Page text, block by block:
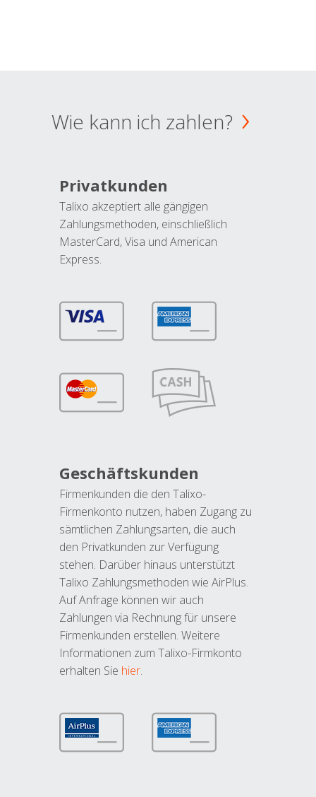
Wie kann ich zahlen?
Privatkunden
Talixo akzeptiert alle gängigen
Zahlungsmethoden, einschließlich
MasterCard, Visa und American
Express.
Geschäftskunden
Firmenkunden die den Talixo-
Firmenkonto nutzen, haben Zugang zu
sämtlichen Zahlungsarten, die auch
den Privatkunden zur Verfügung
stehen. Darüber hinaus unterstützt
Talixo Zahlungsmethoden wie AirPlus.
Auf Anfrage können wir auch
Zahlungen via Rechnung für unsere
Firmenkunden erstellen. Weitere
Informationen zum Talixo-Firmkonto
erhalten Sie hier.